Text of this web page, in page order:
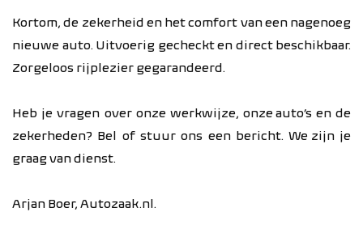
Kortom, de zekerheid en het comfort van een nagenoeg
nieuwe auto. Uitvoerig gecheckt en direct beschikbaar.
Zorgeloos rijplezier gegarandeerd.
Heb je vragen over onze werkwijze, onze auto’s en de
zekerheden? Bel of stuur ons een bericht. We zijn je
graag van dienst.
Arjan Boer, Autozaak.nl.